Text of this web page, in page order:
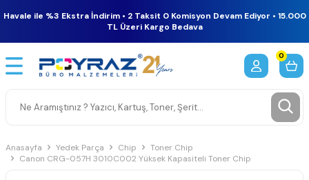
Havale ile %3 Ekstra İndirim • 2 Taksit 0 Komisyon Devam Ediyor • 15.000
TL Üzeri Kargo Bedava
0
Anasayfa Yedek Parça Chip
Toner Chip
Canon CRG-057H 3010C002 Yüksek Kapasiteli Toner Chip